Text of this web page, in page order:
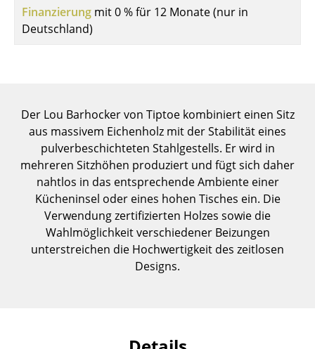
Servierwagen
Aufbewahren
Regale & Schränke
Bücherregale
Wandregale
Sideboards & Kommoden
TV Möbel
Finanzierung mit 0 % für 12 Monate (nur in
Deutschland)
Der Lou Barhocker von Tiptoe kombiniert einen Sitz
aus massivem Eichenholz mit der Stabilität eines
pulverbeschichteten Stahlgestells. Er wird in
mehreren Sitzhöhen produziert und fügt sich daher
nahtlos in das entsprechende Ambiente einer
Kücheninsel oder eines hohen Tisches ein. Die
Verwendung zertifizierten Holzes sowie die
Wahlmöglichkeit verschiedener Beizungen
unterstreichen die Hochwertigkeit des zeitlosen
Designs.